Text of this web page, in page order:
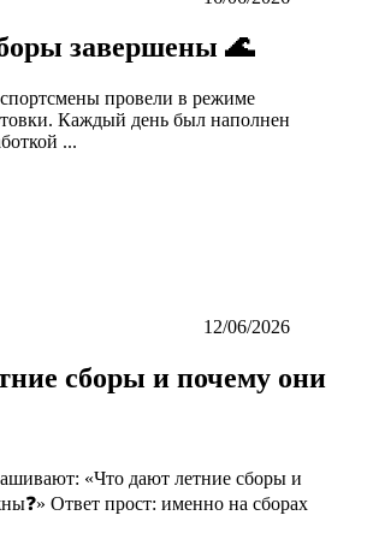
завершены 🌊
провели в режиме
Каждый день был наполнен
...
12/06/2026
сборы и почему они
«Что дают летние сборы и
Ответ прост: именно на сборах